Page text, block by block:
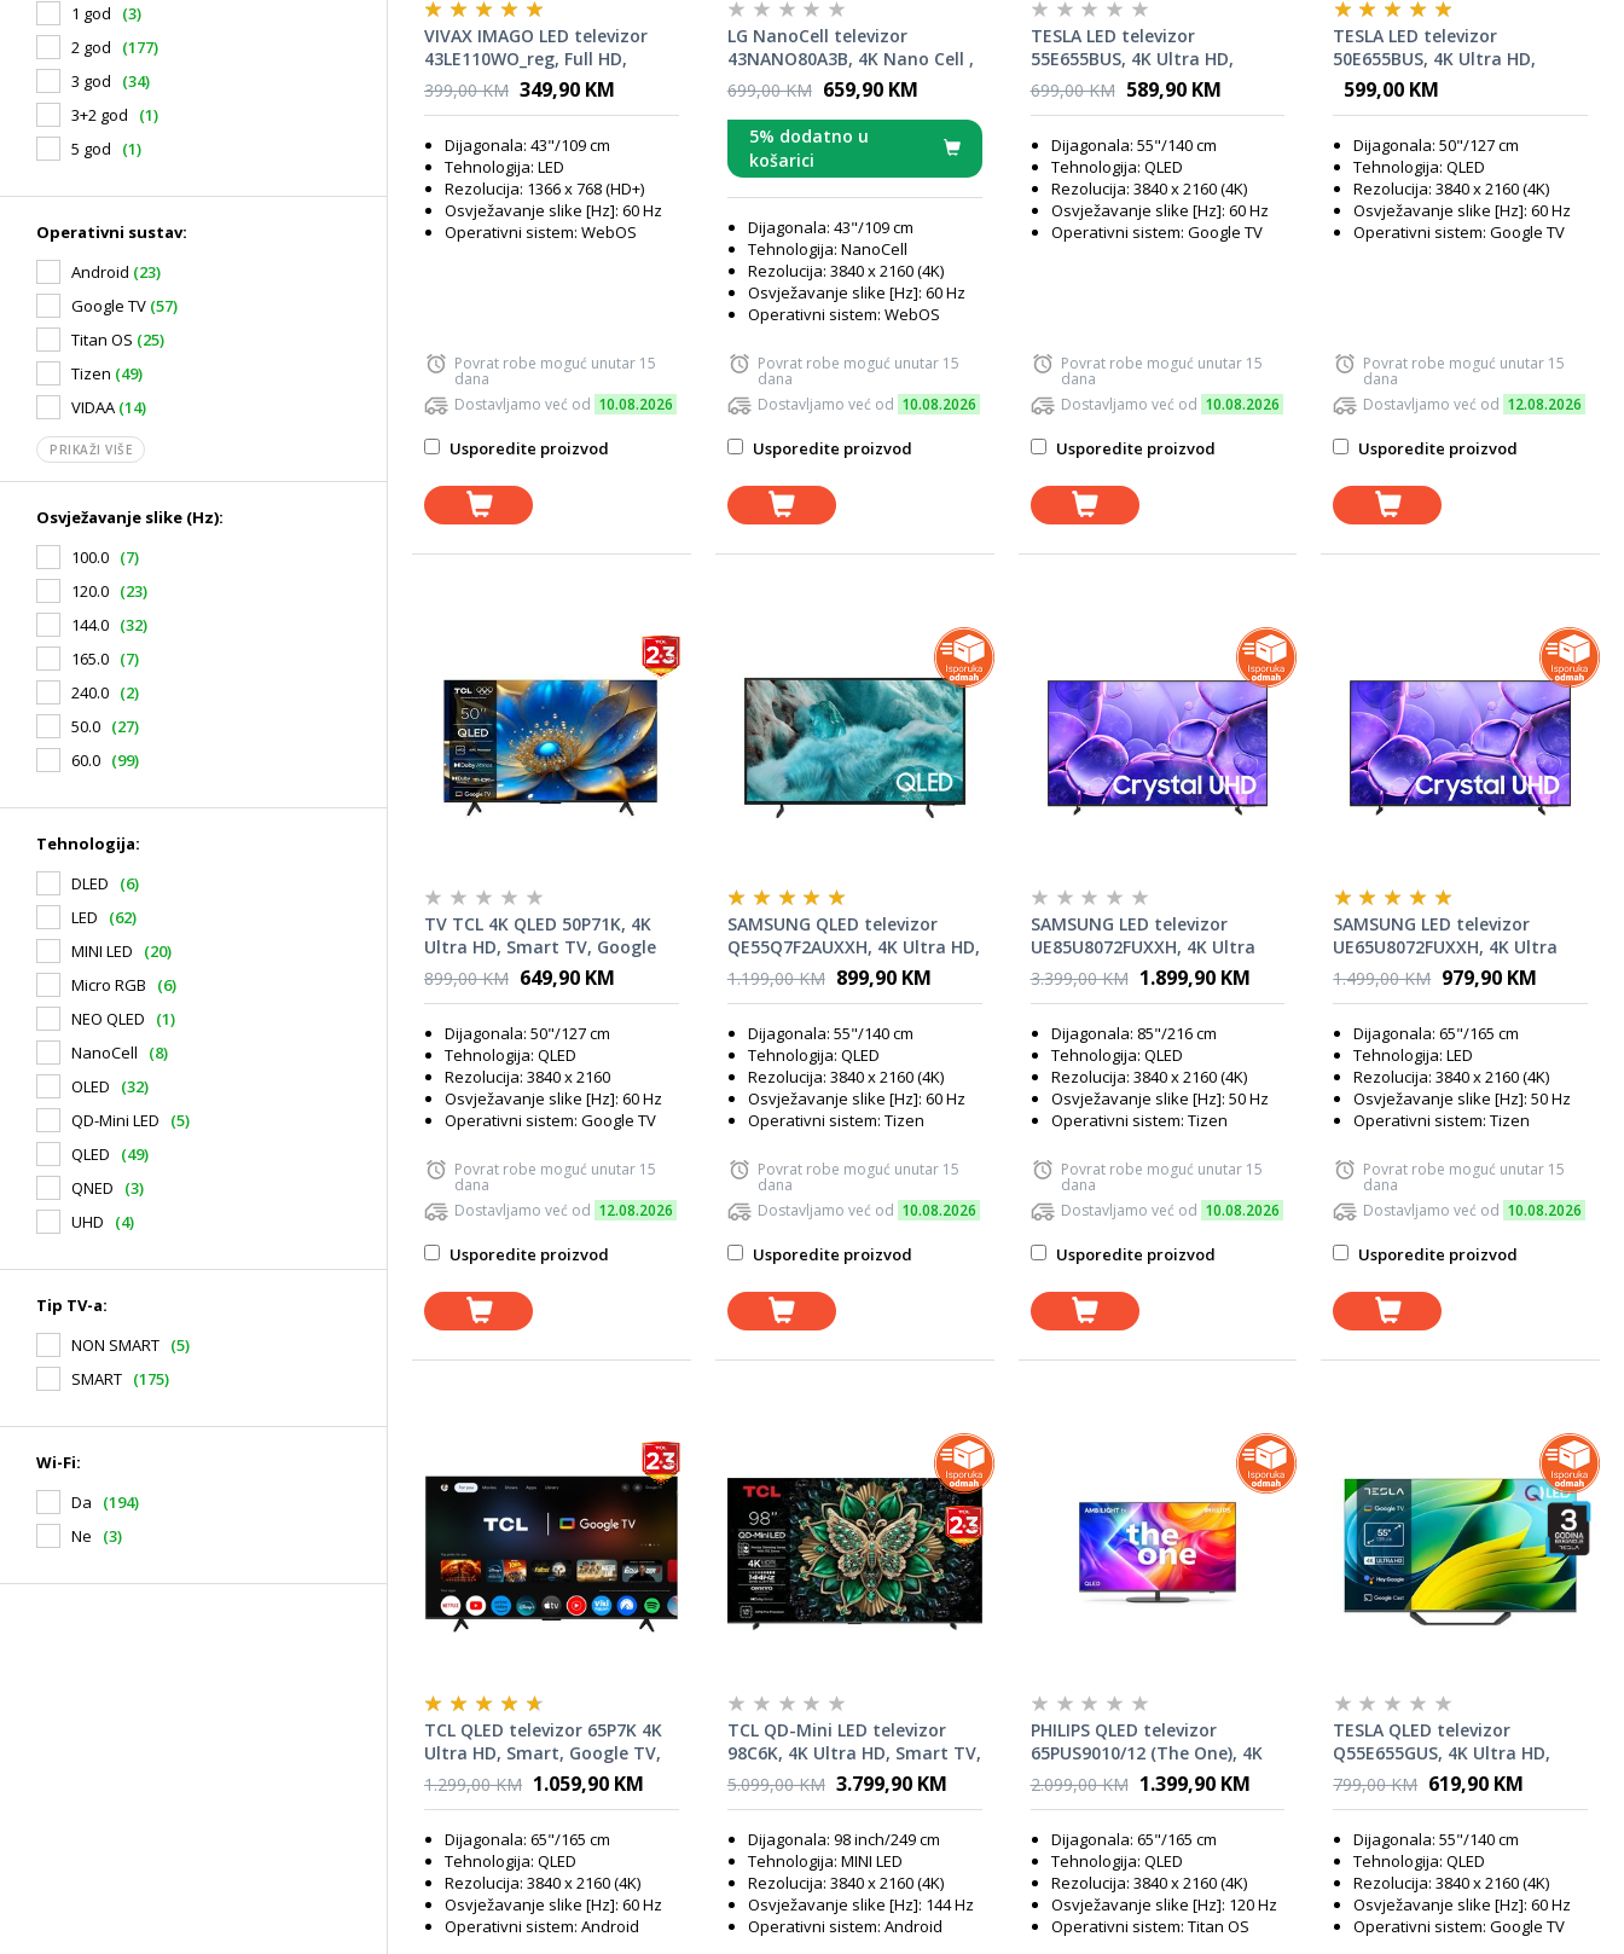
1 god
(3)
2 god
(177)
3 god
(34)
3+2 god
(1)
5 god
(1)
Operativni sustav:
Android (23)
Google TV (57)
Titan OS (25)
Tizen (49)
VIDAA (14)
PRIKAŽI VIŠE
Osvježavanje slike (Hz):
100.0 (7)
120.0 (23)
144.0 (32)
165.0 (7)
240.0 (2)
50.0 (27)
60.0 (99)
Tehnologija:
DLED
(6)
LED
(62)
MINI LED
(20)
Micro RGB
(6)
NEO QLED
(1)
NanoCell
(8)
OLED
(32)
QD-Mini LED
(5)
QLED
(49)
QNED
(3)
UHD
(4)
Tip TV-a:
NON SMART (5)
SMART (175)
Wi-Fi:
Da
(194)
Ne
(3)
VIVAX IMAGO LED televizor
43LE110WO_reg, Full HD,
Smart TV, Quad Core CPU,
HDR10, Crni
399,00 KM 349,90 KM
Dijagonala: 43"/109 cm
Tehnologija: LED
Rezolucija: 1366 x 768 (HD+)
Osvježavanje slike [Hz]: 60 Hz
Operativni sistem: WebOS
Povrat robe moguć unutar 15
dana
Dostavljamo već od 10.08.2026
Usporedite proizvod
LG NanoCell televizor
43NANO80A3B, 4K Nano Cell ,
webOS Smart TV, Magic
remote, Crni
699,00 KM 659,90 KM
5% dodatno u
košarici
Dijagonala: 43"/109 cm
Tehnologija: NanoCell
Rezolucija: 3840 x 2160 (4K)
Osvježavanje slike [Hz]: 60 Hz
Operativni sistem: WebOS
Povrat robe moguć unutar 15
dana
Dostavljamo već od 10.08.2026
Usporedite proizvod
TESLA LED televizor
55E655BUS, 4K Ultra HD,
Smart TV, Google TV™, Crni
699,00 KM 589,90 KM
Dijagonala: 55"/140 cm
Tehnologija: QLED
Rezolucija: 3840 x 2160 (4K)
Osvježavanje slike [Hz]: 60 Hz
Operativni sistem: Google TV
Povrat robe moguć unutar 15
dana
Dostavljamo već od 10.08.2026
Usporedite proizvod
TESLA LED televizor
50E655BUS, 4K Ultra HD,
Smart TV, Google TV™,
Google Cast, Crni
599,00 KM
Dijagonala: 50"/127 cm
Tehnologija: QLED
Rezolucija: 3840 x 2160 (4K)
Osvježavanje slike [Hz]: 60 Hz
Operativni sistem: Google TV
Povrat robe moguć unutar 15
dana
Dostavljamo već od 12.08.2026
Usporedite proizvod
TV TCL 4K QLED 50P71K, 4K
Ultra HD, Smart TV, Google
TV, AiPQ PRO PROCESSOR,
HVA ekran, Dolby Atmos,
899,00 KM 649,90 KM
Dijagonala: 50"/127 cm
Tehnologija: QLED
Rezolucija: 3840 x 2160
Osvježavanje slike [Hz]: 60 Hz
Operativni sistem: Google TV
Povrat robe moguć unutar 15
dana
Dostavljamo već od 12.08.2026
Usporedite proizvod
SAMSUNG QLED televizor
QE55Q7F2AUXXH, 4K Ultra HD,
Smart TV, Q4 AI Processor,
One UI Tizen, Crni
1.199,00 KM 899,90 KM
Dijagonala: 55"/140 cm
Tehnologija: QLED
Rezolucija: 3840 x 2160 (4K)
Osvježavanje slike [Hz]: 60 Hz
Operativni sistem: Tizen
Povrat robe moguć unutar 15
dana
Dostavljamo već od 10.08.2026
Usporedite proizvod
SAMSUNG LED televizor
UE85U8072FUXXH, 4K Ultra
HD, Smart TV, Tizen™,
MetalStream Dizajn, HDR
3.399,00 KM 1.899,90 KM
Dijagonala: 85"/216 cm
Tehnologija: QLED
Rezolucija: 3840 x 2160 (4K)
Osvježavanje slike [Hz]: 50 Hz
Operativni sistem: Tizen
Povrat robe moguć unutar 15
dana
Dostavljamo već od 10.08.2026
Usporedite proizvod
SAMSUNG LED televizor
UE65U8072FUXXH, 4K Ultra
HD, Smart TV, Tizen™,
Kristalni procesor 4K,
10+, Crni
1.499,00 KM 979,90 KM
Dijagonala: 65"/165 cm
Tehnologija: LED
Rezolucija: 3840 x 2160 (4K)
Osvježavanje slike [Hz]: 50 Hz
Operativni sistem: Tizen
Povrat robe moguć unutar 15
dana
Dostavljamo već od 10.08.2026
Usporedite proizvod
TCL QLED televizor 65P7K 4K
Ultra HD, Smart, Google TV,
AiPQ procesor, HDR10+, Dolby
Vision · Atmos, DTS Virtual:X,
body, Crni
1.299,00 KM 1.059,90 KM
Dijagonala: 65"/165 cm
Tehnologija: QLED
Rezolucija: 3840 x 2160 (4K)
Osvježavanje slike [Hz]: 60 Hz
Operativni sistem: Android
TCL QD-Mini LED televizor
98C6K, 4K Ultra HD, Smart TV,
Google TV, 144 Hz VRR,
ONKYO 2.1 Hi-Fi sistem, AiPQ
dizajn
5.099,00 KM 3.799,90 KM
Dijagonala: 98 inch/249 cm
Tehnologija: MINI LED
Rezolucija: 3840 x 2160 (4K)
Osvježavanje slike [Hz]: 144 Hz
Operativni sistem: Android
PHILIPS QLED televizor
65PUS9010/12 (The One), 4K
Ultra HD, TITAN OS, Smart
TV, VRR 144 Hz, Ambilight, P5
Dolby Atmos, Crni
2.099,00 KM 1.399,90 KM
Dijagonala: 65"/165 cm
Tehnologija: QLED
Rezolucija: 3840 x 2160 (4K)
Osvježavanje slike [Hz]: 120 Hz
Operativni sistem: Titan OS
TESLA QLED televizor
Q55E655GUS, 4K Ultra HD,
Google TV, HDR, HLG, Dolby
Vision, tamno siva
799,00 KM 619,90 KM
Dijagonala: 55"/140 cm
Tehnologija: QLED
Rezolucija: 3840 x 2160 (4K)
Osvježavanje slike [Hz]: 60 Hz
Operativni sistem: Google TV